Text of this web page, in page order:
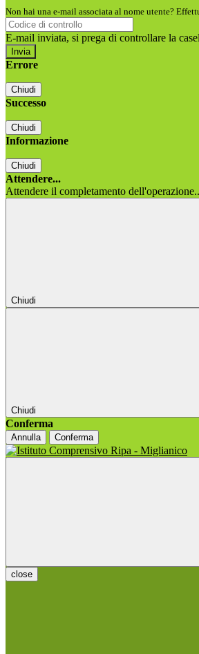
Non hai una e-mail associata al nome utente?
E-mail inviata, si prega di controllare la
Errore
Chiudi
Successo
Chiudi
Informazione
Chiudi
Attendere...
Attendere il completamento
Chiudi
Chiudi
Conferma
Annulla Conferma
close